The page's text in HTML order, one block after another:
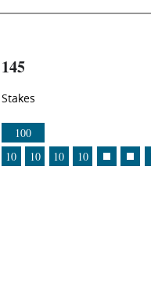
145
Stakes
100
10
10 10 10